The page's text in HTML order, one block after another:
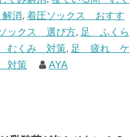
消, 着圧ソックス おすす
ックス 選び方, 足 ふくら
むくみ 対策, 足 疲れ ケ
対策 AYA